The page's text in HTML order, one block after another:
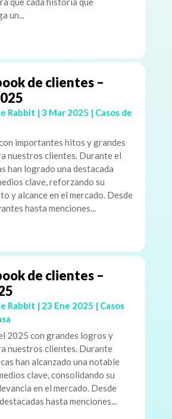
un...
de clientes –
Rabbit | 3 Mar 2025 | Casos de
importantes hitos y grandes
nuestros clientes. Durante el
han logrado una destacada
clave, reforzando su
y alcance en el mercado. Desde
hasta menciones...
de clientes –
Rabbit | 23 Ene 2025 | Casos
2025 con grandes logros y
nuestros clientes. Durante
han alcanzado una notable
clave, consolidando su
en el mercado. Desde
hasta menciones...